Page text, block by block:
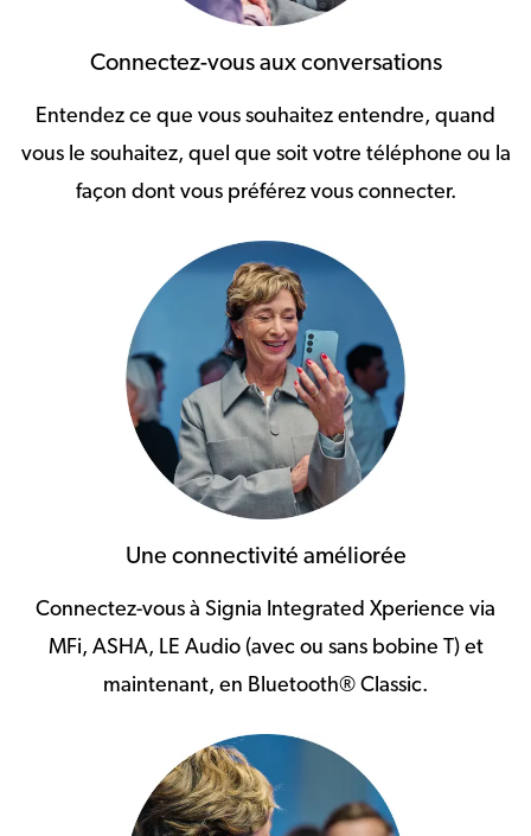
Connectez-vous aux conversations
Entendez ce que vous souhaitez entendre, quand
vous le souhaitez, quel que soit votre téléphone ou la
façon dont vous préférez vous connecter.
Une connectivité améliorée
Connectez-vous à Signia Integrated Xperience via
MFi, ASHA, LE Audio (avec ou sans bobine T) et
maintenant, en Bluetooth® Classic.